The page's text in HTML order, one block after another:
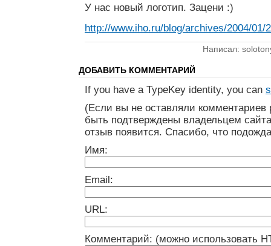
У нас новый логотип. Зацени :)
http://www.iho.ru/blog/archives/2004/01/
Написал:
ДОБАВИТЬ КОММЕНТАРИЙ
If you have a TypeKey identity, you can
(Если вы не оставляли
быть подтверждены владельцем
отзыв появится. Спасибо, что
Имя:
Email:
URL:
Комментарий: (можно использовать